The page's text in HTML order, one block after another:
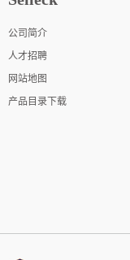
公司简介
人才招聘
网站地图
产品目录下载